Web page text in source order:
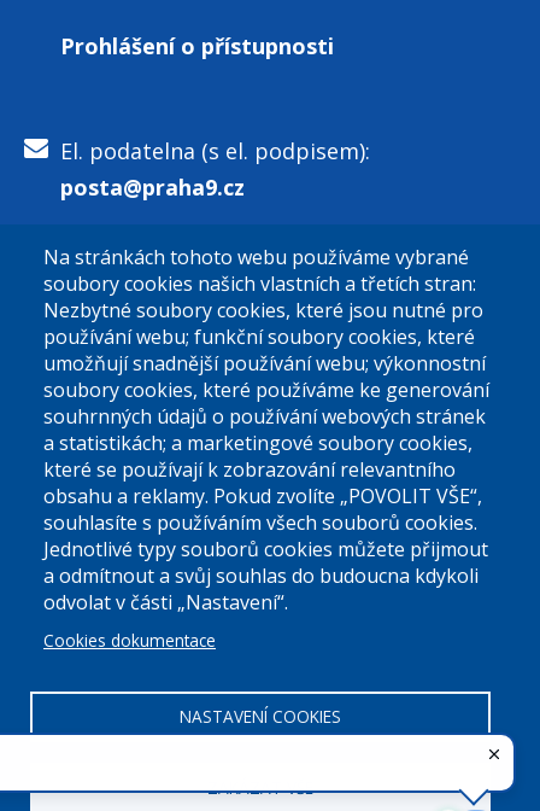
Prohlášení o přístupnosti
El. podatelna (s el. podpisem):
posta@praha9.cz
El. podatelna (bez el. podpisu):
podatelna@praha9.cz
Úřední dny:
Po a St: 08.00-12.00; 13.00-18.00
Úřední hodiny
00063894DIČ:CZ00063894
Na stránkách tohoto webu používáme vybrané
soubory cookies našich vlastních a třetích stran:
Nezbytné soubory cookies, které jsou nutné pro
používání webu; funkční soubory cookies, které
umožňují snadnější používání webu; výkonnostní
soubory cookies, které používáme ke generování
souhrnných údajů o používání webových stránek
a statistikách; a marketingové soubory cookies,
které se používají k zobrazování relevantního
obsahu a reklamy. Pokud zvolíte „POVOLIT VŠE“,
souhlasíte s používáním všech souborů cookies.
Jednotlivé typy souborů cookies můžete přijmout
a odmítnout a svůj souhlas do budoucna kdykoli
odvolat v části „Nastavení“.
Cookies dokumentace
NASTAVENÍ COOKIES
ZAKÁZAT VŠE